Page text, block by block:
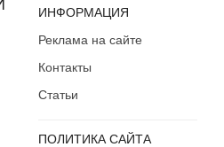
ИНФОРМАЦИЯ
Реклама на сайте
Контакты
Статьи
ПОЛИТИКА САЙТА